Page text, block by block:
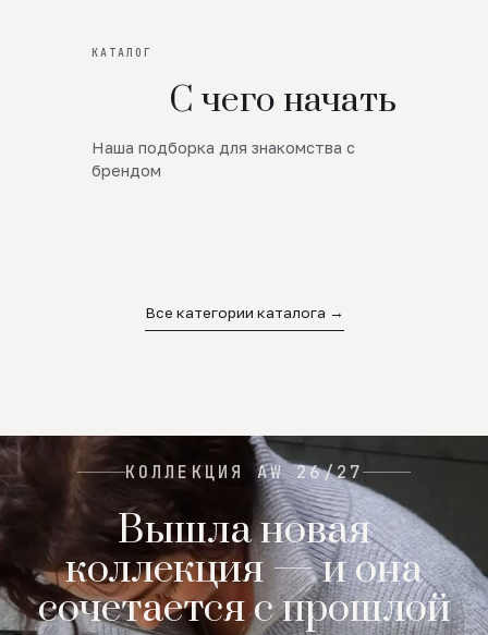
КАТАЛОГ
С чего начать
Наша подборка для знакомства с
брендом
Новинки
SALE
Все категории каталога →
КОЛЛЕКЦИЯ AW 26/27
Вышла новая
коллекция — и она
сочетается с прошлой